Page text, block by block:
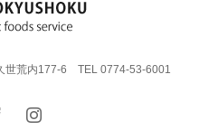
世荒内177-6 TEL 0774-53-6001